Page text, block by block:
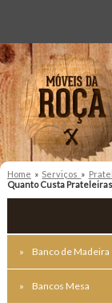
Home » Serviços »
Quanto Custa
Banco de Madeira
Bancos Mesa